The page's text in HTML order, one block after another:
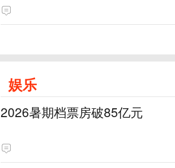
娱乐
2026暑期档票房破85亿元